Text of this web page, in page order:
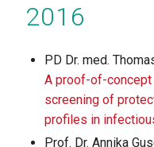
2016
PD Dr. med.
A proof-of-concept
screening of
profiles in
Prof. Dr. Annika